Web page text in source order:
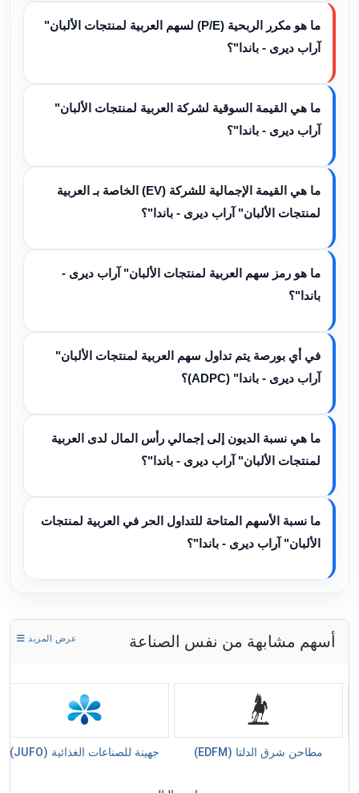
ما هو مكرر الربحية (P/E) لسهم العربية لمنتجات الألبان"
آراب ديرى - باندا"؟
ما هي القيمة السوقية لشركة العربية لمنتجات الألبان"
آراب ديرى - باندا"؟
ما هي القيمة الإجمالية للشركة (EV) الخاصة بـ العربية
لمنتجات الألبان" آراب ديرى - باندا"؟
ما هو رمز سهم العربية لمنتجات الألبان" آراب ديرى -
باندا"؟
في أي بورصة يتم تداول سهم العربية لمنتجات الألبان"
آراب ديرى - باندا" (ADPC)؟
ما هي نسبة الديون إلى إجمالي رأس المال لدى العربية
لمنتجات الألبان" آراب ديرى - باندا"؟
ما نسبة الأسهم المتاحة للتداول الحر في العربية لمنتجات
الألبان" آراب ديرى - باندا"؟
أسهم مشابهة من نفس الصناعة عرض المزيد
مطاحن شرق الدلتا (EDFM) جهينة للصناعات الغذائية (JUFO)